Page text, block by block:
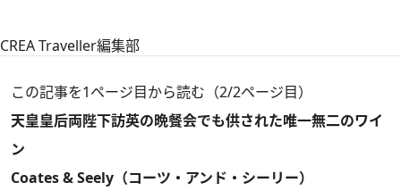
CREA Traveller編集部
この記事を1ページ目から読む（2/2ページ目）
天皇皇后両陛下訪英の晩餐会でも供された唯一無二のワイ
ン
Coates & Seely（コーツ・アンド・シーリー）